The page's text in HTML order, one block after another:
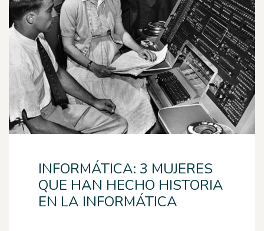
INFORMÁTICA: 3 MUJERES
QUE HAN HECHO HISTORIA
EN LA INFORMÁTICA